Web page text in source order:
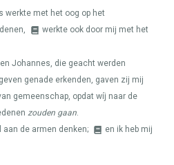
werkte met het oog op het
werkte ook door mij met het
Johannes, die geacht werden
genade erkenden, gaven zij mij
gemeenschap, opdat wíj naar de
zouden gaan.
de armen denken;
en ik heb mij